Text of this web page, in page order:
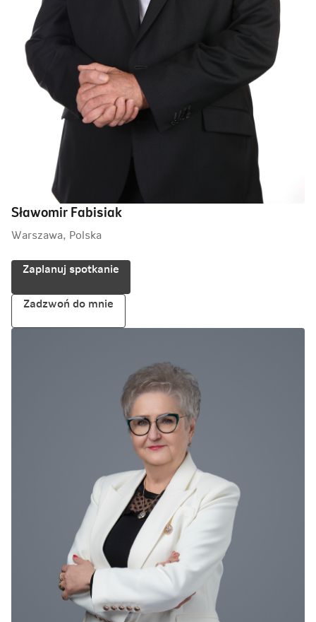
Sławomir Fabisiak
Warszawa, Polska
Zaplanuj spotkanie
Zadzwoń do mnie